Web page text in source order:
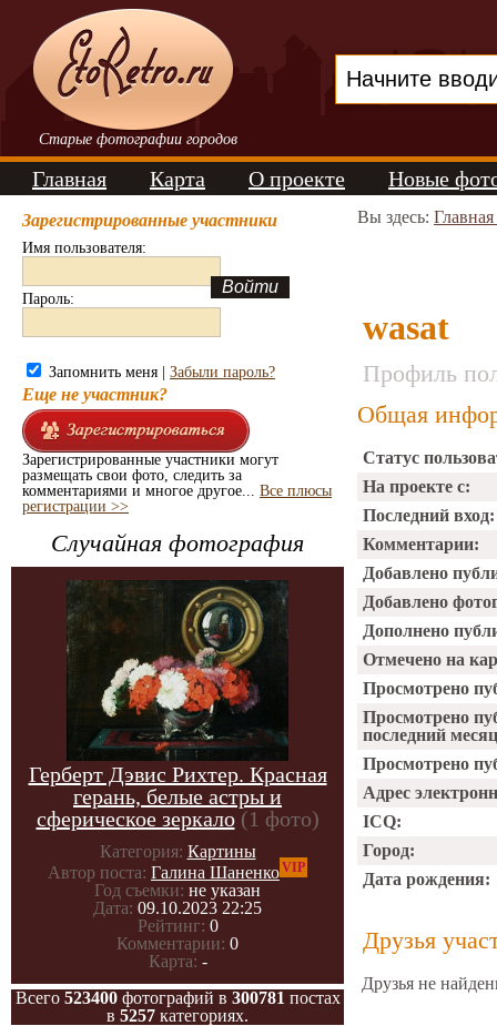
Старые фотографии городов
Главная Карта О проекте Новые
Зарегистрированные участники
Имя пользователя:
Пароль:
Запомнить меня | Забыли пароль?
Еще не участник?
Зарегистрированные участники могут
размещать свои фото, следить за
комментариями и многое другое... Все плюсы
регистрации >>
Случайная фотография
Герберт Дэвис Рихтер. Красная
герань, белые астры и
сферическое зеркало (1 фото)
Категория: Картины
Автор поста: Галина ШаненкоVIP
Год съемки: не указан
Дата: 09.10.2023 22:25
Рейтинг: 0
Комментарии: 0
Карта: -
Всего 523400фотографий в 300781 постах
в 5257 категориях.
Вы здесь:
wasat
Профиль
Общая
Статус
На проекте с:
Последний вход:
Комментарии:
Добавлено
Добавлено
Дополнено
Отмечено на
Просмотрено
Просмотрено
последний
Просмотрено
Адрес
ICQ:
Город:
Дата рождения:
Друзья
Друзья не